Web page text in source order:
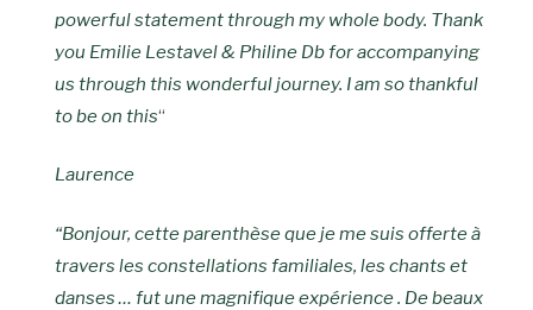
powerful statement through my whole body. Thank
you Emilie Lestavel & Philine Db for accompanying
us through this wonderful journey. I am so thankful
to be on this“
Laurence
“Bonjour, cette parenthèse que je me suis offerte à
travers les constellations familiales, les chants et
danses … fut une magnifique expérience . De beaux